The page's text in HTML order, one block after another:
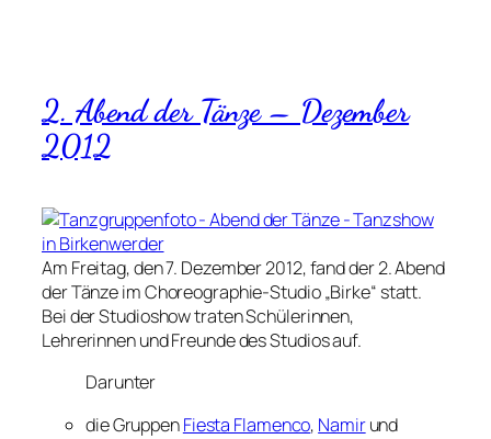
2. Abend der Tänze – Dezember
2012
Am Freitag, den 7. Dezember 2012, fand der 2. Abend
der Tänze im Choreographie-Studio „Birke“ statt.
Bei der Studioshow traten Schülerinnen,
Lehrerinnen und Freunde des Studios auf.
Darunter
die GruppenFiesta Flamenco, Namirund